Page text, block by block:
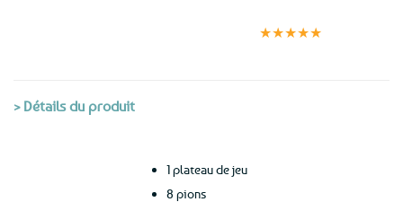
★★★★★
> Détails du produit
1 plateau de jeu
8 pions